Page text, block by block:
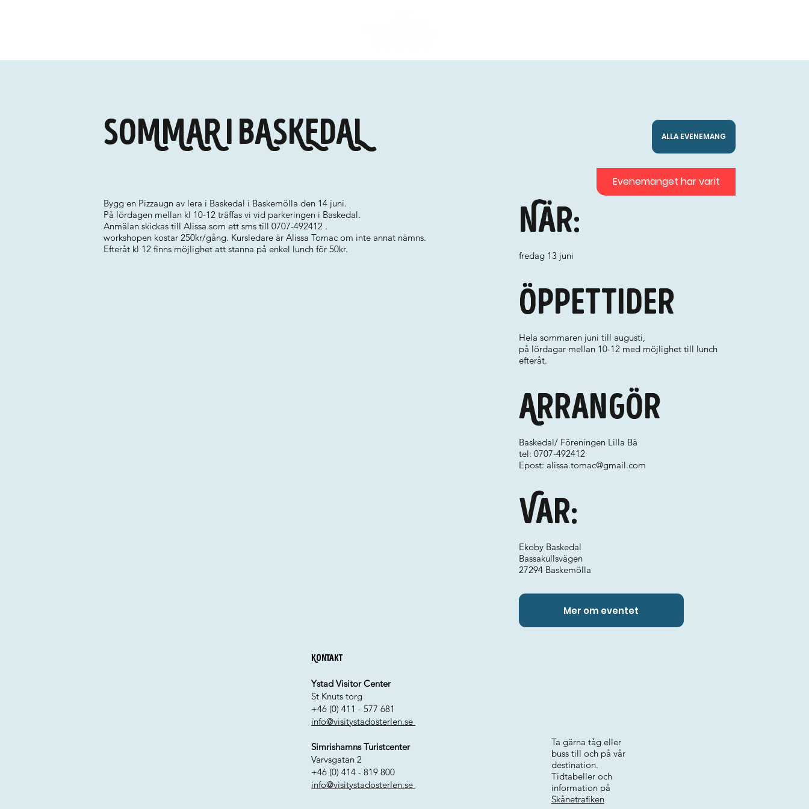
SOMMAR I BASKEDAL ALLA EVENEMANG
Bygg en Pizzaugn av lera i Baskedal i Baskemölla den 14 juni.
På lördagen mellan kl 10-12 träffas vi vid parkeringen i Baskedal.
Anmälan skickas till Alissa som ett sms till 0707-492412 .
workshopen kostar 250kr/gång. Kursledare är Alissa Tomac om inte annat nämns.
Efteråt kl 12 finns möjlighet att stanna på enkel lunch för 50kr.
När:
fredag 13 juni
Var:
Arrangör
Baskedal/ Föreningen Lilla Bä
tel: 0707-492412
Epost: alissa.tomac@gmail.com
Ekoby Baskedal
Bassakullsvägen
27294 Baskemölla
Öppettider
Hela sommaren juni till augusti,
på lördagar mellan 10-12 med möjlighet till lunch
efteråt.
Mer om eventet
Evenemanget har varit
Kontakt
Ystad Visitor Center
St Knuts torg
+46 (0) 411 - 577 681
info@visitystadosterlen.se
Simrishamns Turistcenter
Varvsgatan 2
+46 (0) 414 - 819 800
info@visitystadosterlen.se
Ta gärna tåg eller
buss till och på vår
destination.
Tidtabeller och
information på
Skånetrafiken